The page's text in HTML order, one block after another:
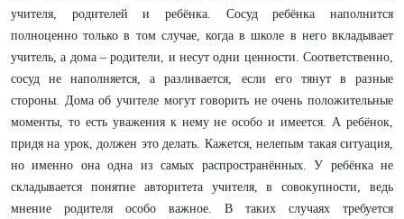
учителя, родителей и ребёнка. Сосуд ребёнка наполнится
полноценно только в том случае, когда в школе в него вкладывает
учитель, а дома – родители, и несут одни ценности. Соответственно,
сосуд не наполняется, а разливается, если его тянут в разные
стороны. Дома об учителе могут говорить не очень положительные
моменты, то есть уважения к нему не особо и имеется. А ребёнок,
придя на урок, должен это делать. Кажется, нелепым такая ситуация,
но именно она одна из самых распространённых. У ребёнка не
складывается понятие авторитета учителя, в совокупности, ведь
мнение родителя особо важное. В таких случаях требуется